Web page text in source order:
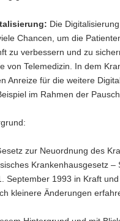
Die
Chancen, um die
zu verbessern und zu
von Telemedizin. In dem
Anreize für die weitere
im Rahmen der
zur Neuordnung des
Krankenhausgesetz –
September 1993 in Kraft
kleinere Änderungen